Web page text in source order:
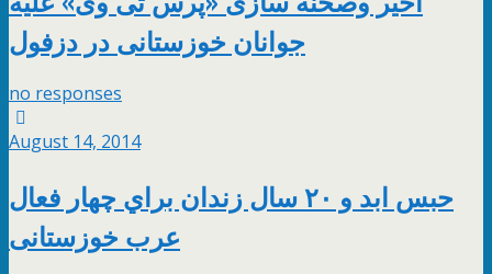
جوانان خوزستانی در دزفول
no responses
August 14, 2014
حبس ابد و ٢٠ سال زندان براي چهار فعال
عرب خوزستانی